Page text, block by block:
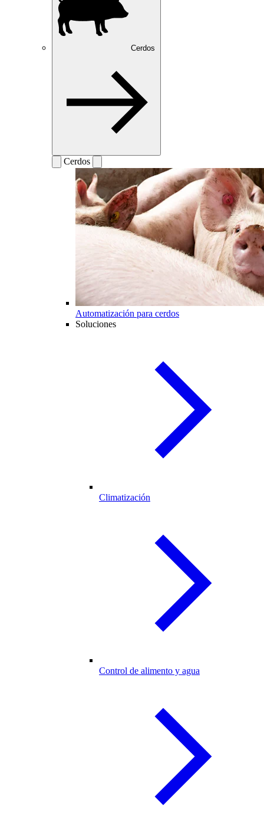
Cerdos
Cerdos
Automatización para cerdos
Soluciones
Climatización
Control de alimento y agua